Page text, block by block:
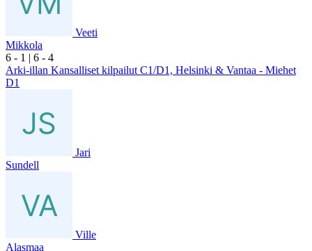
Veeti
Mikkola
6 - 1 | 6 - 4
Arki-illan Kansalliset kilpailut C1/D1, Helsinki & Vantaa - Miehet
D1
Jari
Sundell
Ville
Alasmaa